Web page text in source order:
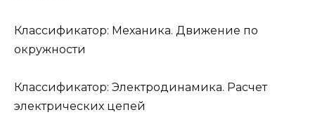
Классификатор: Механика. Движение по
окружности
Классификатор: Электродинамика. Расчет
электрических цепей